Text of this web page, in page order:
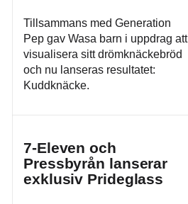
Tillsammans med Generation
Pep gav Wasa barn i uppdrag att
visualisera sitt drömknäckebröd
och nu lanseras resultatet:
Kuddknäcke.
7-Eleven och
Pressbyrån lanserar
exklusiv Prideglass